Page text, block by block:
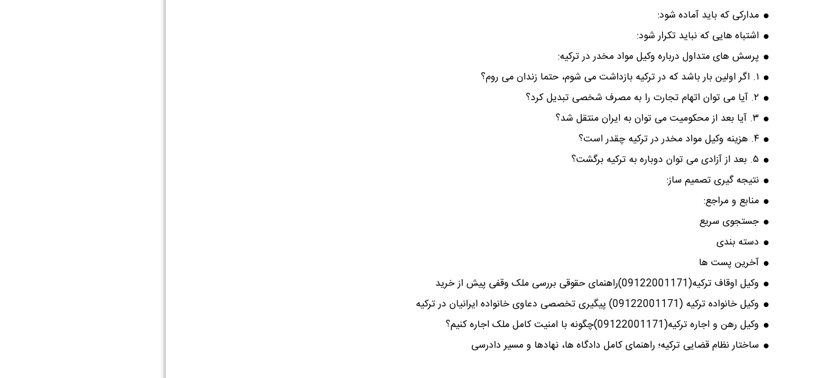
مدارکی که باید آماده شود:
اشتباه هایی که نباید تکرار شود:
پرسش های متداول درباره وکیل مواد مخدر در ترکیه:
۱. اگر اولین بار باشد که در ترکیه بازداشت می شوم، حتما زندان می روم؟
۲. آیا می توان اتهام تجارت را به مصرف شخصی تبدیل کرد؟
۳. آیا بعد از محکومیت می توان به ایران منتقل شد؟
۴. هزینه وکیل مواد مخدر در ترکیه چقدر است؟
۵. بعد از آزادی می توان دوباره به ترکیه برگشت؟
نتیجه گیری تصمیم ساز:
منابع و مراجع:
جستجوی سریع
دسته بندی
آخرین پست ها
وکیل اوقاف ترکیه(09122001171)راهنمای حقوقی بررسی ملک وقفی پیش از خرید
وکیل خانواده ترکیه (09122001171) پیگیری تخصصی دعاوی خانواده ایرانیان در ترکیه
وکیل رهن و اجاره ترکیه(09122001171)چگونه با امنیت کامل ملک اجاره کنیم؟
ساختار نظام قضایی ترکیه؛ راهنمای کامل دادگاه ها، نهادها و مسیر دادرسی